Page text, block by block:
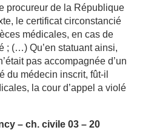
procureur de la République
le certificat circonstancié
médicales, en cas de
; (…) Qu’en statuant ainsi,
pas accompagnée d’un
du médecin inscrit, fût-il
la cour d’appel a violé
– ch. civile 03 – 20